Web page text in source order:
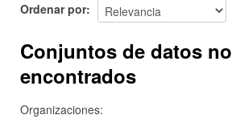
Acerca de
Ordenar por
Conjuntos de datos no
encontrados
Organizaciones: